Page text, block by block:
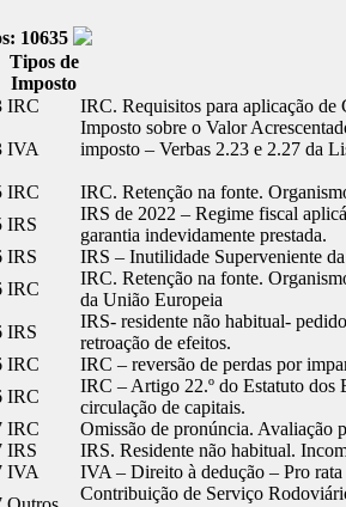
10635
Tipos de
Imposto
IRC IRC. Requisitos para aplicação
IVA
Imposto sobre o Valor
imposto – Verbas 2.23 e 2.27 da
IRC
IRC. Retenção na fonte.
IRS
IRS de 2022 – Regime fiscal
garantia indevidamente prestada.
IRS
IRS – Inutilidade Superveniente
IRC
IRC. Retenção na fonte.
da União Europeia
IRS
IRS- residente não habitual-
retroação de efeitos.
IRC
IRC – reversão de perdas por
IRC
IRC – Artigo 22.º do Estatuto dos
circulação de capitais.
IRC
Omissão de pronúncia. Avaliação
IRS
IRS. Residente não habitual.
IVA
IVA – Direito à dedução – Pro
Contribuição de Serviço